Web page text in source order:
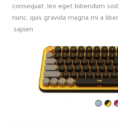
consequat, leo eget bibendum
nunc, quis gravida magna mi a
sapien.